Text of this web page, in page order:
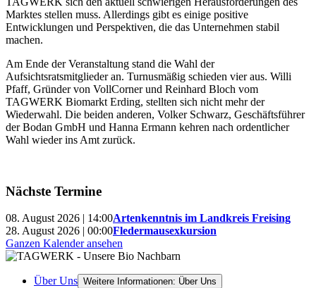
Marktes stellen muss. Allerdings gibt es einige positive
Entwicklungen und Perspektiven, die das Unternehmen stabil
machen.
Am Ende der Veranstaltung stand die Wahl der
Aufsichtsratsmitglieder an. Turnusmäßig schieden vier aus. Willi
Pfaff, Gründer von VollCorner und Reinhard Bloch vom
TAGWERK Biomarkt Erding, stellten sich nicht mehr der
Wiederwahl. Die beiden anderen, Volker Schwarz, Geschäftsführer
der Bodan GmbH und Hanna Ermann kehren nach ordentlicher
Wahl wieder ins Amt zurück.
Nächste Termine
08. August 2026 | 14:00Artenkenntnis im Landkreis Freising
28. August 2026 | 00:00Fledermausexkursion
Ganzen Kalender ansehen
Über Uns Weitere Informationen: Über Uns